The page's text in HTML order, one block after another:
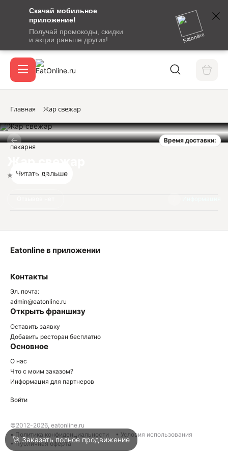
Скачай мобильное
приложение!
Получай промокоды, скидки
и акции раньше других!
Eatonline
сообщение
кодом
подтверждения
Вход / регистрация
Акции
Войти
Написать в техподдержку
Главная Жар свежар
Время доставки:
Нет оценок
пекарня
Читать дальше
Контакты
Эл. почта:
admin@eatonline.ru
Открыть франшизу
Оставить заявку
Добавить ресторан бесплатно
Основное
О нас
Что с моим заказом?
Информация для партнеров
Eatonline в приложении
Войти
©2012-2026, eatonline.ru
• Политика конфиденциальности
• Условия использования
• Публичная оферта
🚀 Заказать полное продвижение